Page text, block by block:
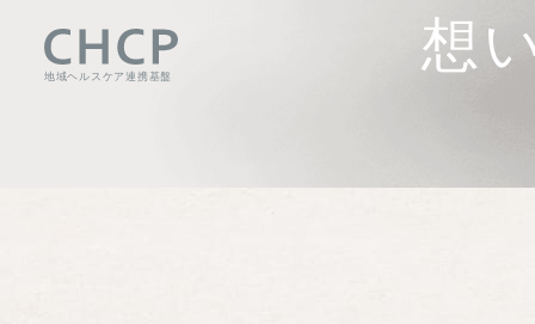
地域ヘルスケア連携基盤
想